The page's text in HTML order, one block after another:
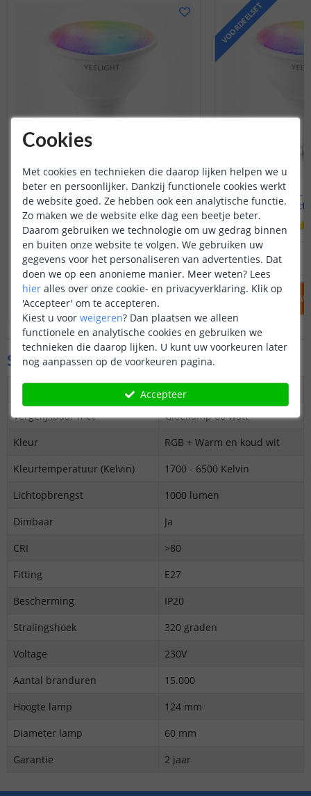
Yeelight - GU10 fitting
4.5 watt - RGBWW
( 1 reviews )
OP VOORRAAD 19,99
IN WINKELWAGEN
VOORDEELSET
Yeelight -
4.5 watt
OP VOORRAAD
IN
Specificaties
Maximaal verbruik
8 Watt
Vergelijkbaar met
Gloeilamp 60 watt
Kleur
RGB + Warm en koud wit
Kleurtemperatuur (Kelvin)
1700 - 6500 Kelvin
Lichtopbrengst
1000 lumen
Dimbaar
Ja
CRI
>80
Fitting
E27
Bescherming
IP20
Stralingshoek
320 graden
Voltage
230V
Aantal branduren
15.000
Hoogte lamp
124 mm
Diameter lamp
60 mm
Garantie
2 jaar
Cookies
Met cookies en technieken die daarop lijken helpen we u
beter en persoonlijker. Dankzij functionele cookies werkt
de website goed. Ze hebben ook een analytische functie.
Zo maken we de website elke dag een beetje beter.
Daarom gebruiken we technologie om uw gedrag binnen
en buiten onze website te volgen. We gebruiken uw
gegevens voor het personaliseren van advertenties. Dat
doen we op een anonieme manier. Meer weten? Lees
hier alles over onze cookie- en privacyverklaring. Klik op
'Accepteer' om te accepteren.
Kiest u voor weigeren? Dan plaatsen we alleen
functionele en analytische cookies en gebruiken we
technieken die daarop lijken. U kunt uw voorkeuren later
nog aanpassen op de voorkeuren pagina.
Accepteer